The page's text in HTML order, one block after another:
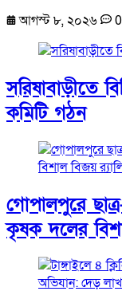
আগস্ট ৮, ২০২৬
0
সরিষাবাড়ীতে
কমিটি গঠন
গোপালপুরে
কৃষক দলের